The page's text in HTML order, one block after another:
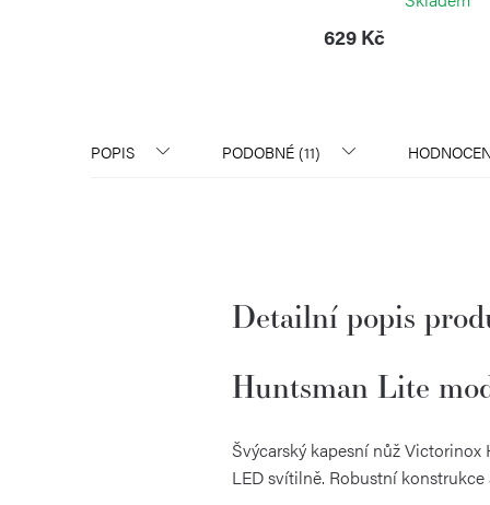
629 Kč
POPIS PODOBNÉ (11)
Detailní popis
Huntsman Lite
Švýcarský kapesní nůž
LED svítilně. Robustní